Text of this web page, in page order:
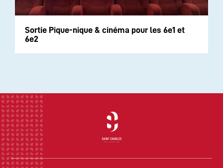
Sortie Pique-nique & cinéma pour les 6e1 et
6e2